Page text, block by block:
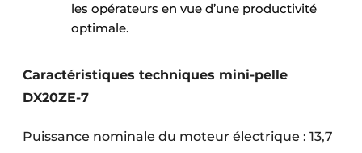
les opérateurs en vue d’une productivité
optimale.
Caractéristiques techniques mini-pelle
DX20ZE-7
Puissance nominale du moteur électrique : 13,7